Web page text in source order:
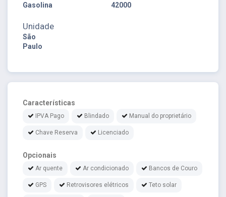
Gasolina 42000
Unidade
São
Paulo
Características
IPVA Pago Blindado Manual do proprietário
Chave Reserva Licenciado
Opcionais
Ar quente Ar condicionado Bancos de Couro
GPS Retrovisores elétricos Teto solar